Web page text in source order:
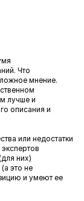
Что
мнение.
лучше и
описания и
или недостатки
них)
это не
и умеют ее